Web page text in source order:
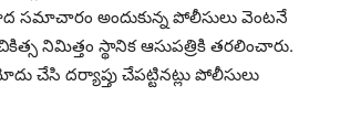
సమాచారం అందుకున్న పోలీసులు వెంటనే
నిమిత్తం స్థానిక ఆసుపత్రికి తరలించారు.
చేసి దర్యాప్తు చేపట్టినట్లు పోలీసులు